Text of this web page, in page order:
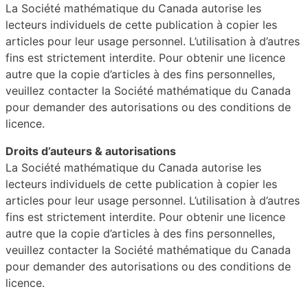
La Société mathématique du Canada autorise les
lecteurs individuels de cette publication à copier les
articles pour leur usage personnel. L’utilisation à d’autres
fins est strictement interdite. Pour obtenir une licence
autre que la copie d’articles à des fins personnelles,
veuillez contacter la Société mathématique du Canada
pour demander des autorisations ou des conditions de
licence.
Droits d’auteurs & autorisations
La Société mathématique du Canada autorise les
lecteurs individuels de cette publication à copier les
articles pour leur usage personnel. L’utilisation à d’autres
fins est strictement interdite. Pour obtenir une licence
autre que la copie d’articles à des fins personnelles,
veuillez contacter la Société mathématique du Canada
pour demander des autorisations ou des conditions de
licence.